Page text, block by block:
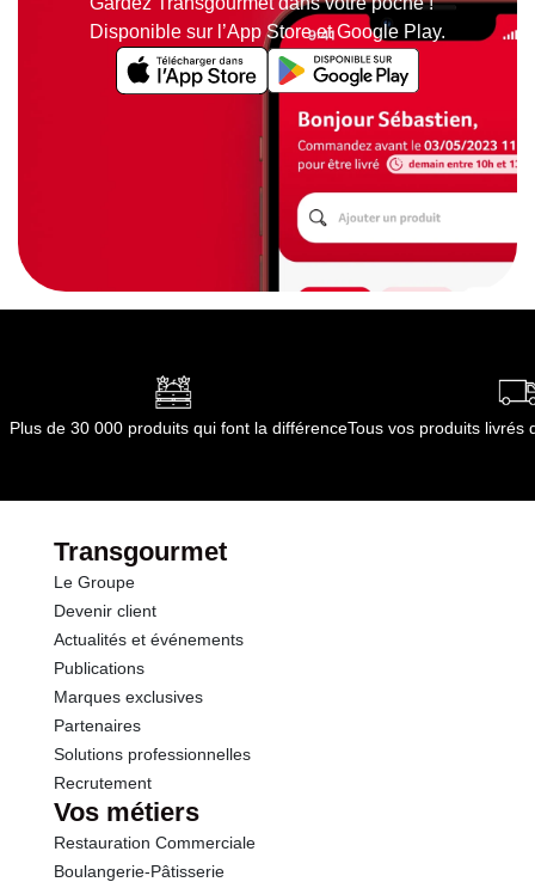
Disponible sur l’App Store et Google Play.
Plus de 30 000 produits qui font la différenceTous vos produits livrés
Transgourmet
Le Groupe
Devenir client
Actualités et événements
Publications
Marques exclusives
Partenaires
Solutions professionnelles
Recrutement
Vos métiers
Restauration Commerciale
Boulangerie-Pâtisserie